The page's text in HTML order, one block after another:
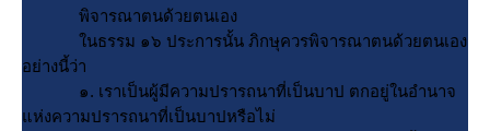
พิจารณาตนด้วยตนเอง
นธรรม ๑๖ ประการนั้น ภิกษุควรพิจารณาตนด้วยตนเอง
อย่างนี้ว่า
๑. เราเป็นผู้มีความปรารถนาที่เป็นบาป ตกอยู่ในอำนาจ
ห่งความปรารถนาที่เป็นบาปหรือไม่